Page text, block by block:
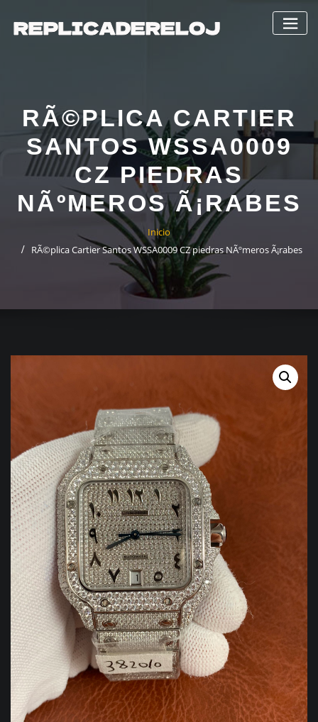
contenido
RÃ©PLICA CARTIER
SANTOS WSSA0009
CZ PIEDRAS
NÃºMEROS Ã¡RABES
Inicio
RÃ©plica Cartier Santos WSSA0009 CZ piedras NÃºmeros Ã¡rabes